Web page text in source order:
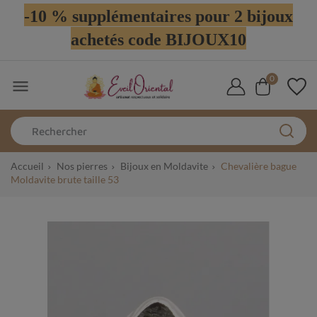
-10 % supplémentaires pour 2 bijoux
achetés code BIJOUX10
 0
Accueil Nos pierres Bijoux en Moldavite
Chevalière bague
Moldavite brute taille 53